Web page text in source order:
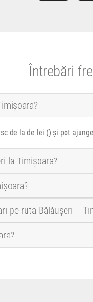
Întrebări
de la de lei () și pot
la Timișoara?
pe ruta Bălăușeri –